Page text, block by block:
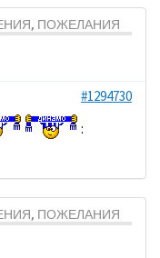
ПОЖЕЛАНИЯ
#1294730
:
ПОЖЕЛАНИЯ